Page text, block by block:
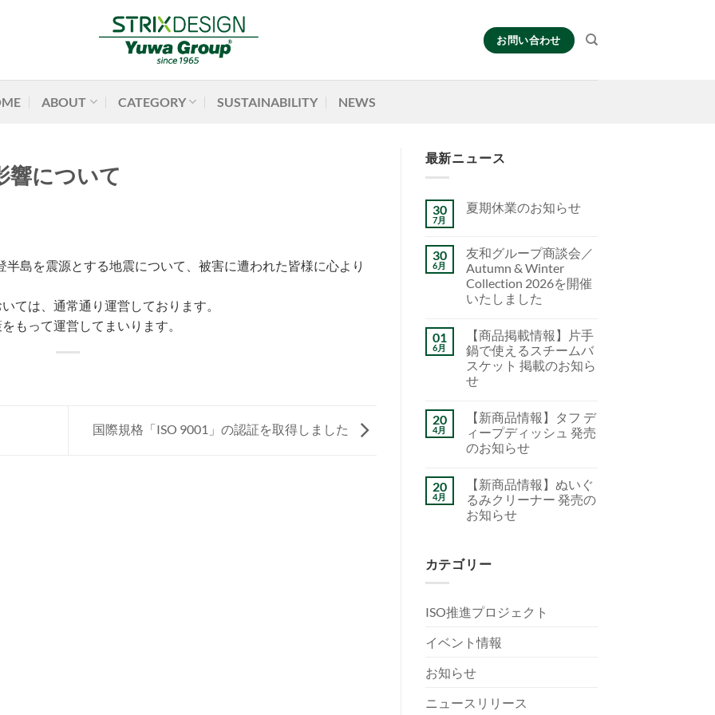
お問い合わせ
ABOUT CATEGORY SUSTAINABILITY NEWS
響について
島を震源とする地震について、被害に遭われた皆様に心より
ては、通常通り運営しております。
もって運営してまいります。
国際規格「ISO 9001」の認証を取得しました
最新ニュース
30
7月
夏期休業のお知らせ
30
6月
友和グループ商談会／
Autumn & Winter
Collection 2026を開催
いたしました
01
6月
【商品掲載情報】片手
鍋で使えるスチームバ
スケット 掲載のお知ら
せ
20
4月
【新商品情報】タフ デ
ィープディッシュ 発売
のお知らせ
20
4月
【新商品情報】ぬいぐ
るみクリーナー 発売の
お知らせ
カテゴリー
ISO推進プロジェクト
イベント情報
お知らせ
ニュースリリース